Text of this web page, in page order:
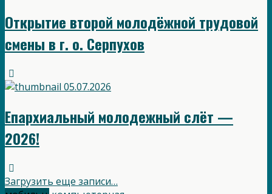
Открытие второй молодёжной трудовой
смены в г. о. Серпухов
05.07.2026
Епархиальный молодежный слёт —
2026!
Загрузить еще записи…